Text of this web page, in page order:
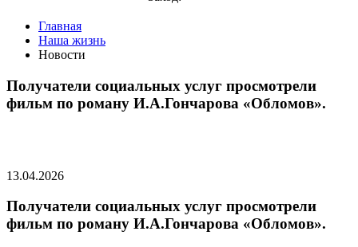
Главная
Наша жизнь
Новости
Получатели социальных услуг просмотрели
фильм по роману И.А.Гончарова «Обломов».
13.04.2026
Получатели социальных услуг просмотрели
фильм по роману И.А.Гончарова «Обломов».